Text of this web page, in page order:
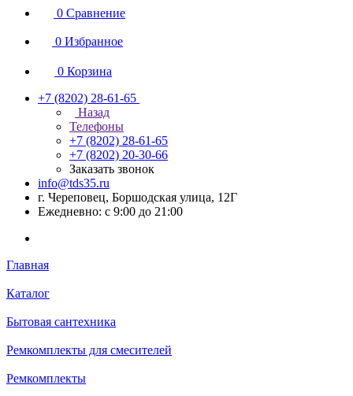
0 Сравнение
0 Избранное
0 Корзина
+7 (8202) 28‑61-65
Назад
Телефоны
+7 (8202) 28‑61-65
+7 (8202) 20‑30-66
Заказать звонок
info@tds35.ru
г. Череповец, Боршодская улица, 12Г
Ежедневно: с 9:00 до 21:00
Главная
Каталог
Бытовая сантехника
Ремкомплекты для смесителей
Ремкомплекты